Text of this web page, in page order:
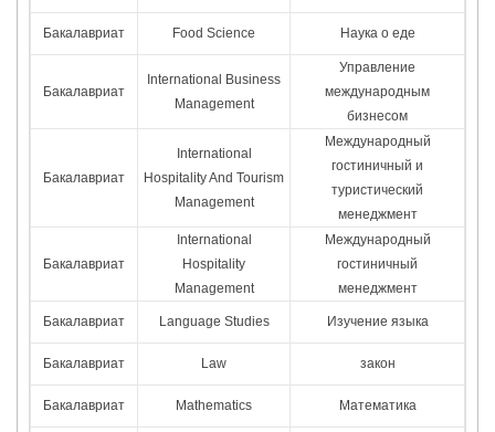
Бакалавриат Food Science Наука о еде
Бакалавриат
International Business
Management
Управление
международным
бизнесом
Бакалавриат
International
Hospitality And Tourism
Management
Международный
гостиничный и
туристический
менеджмент
Бакалавриат
International
Hospitality
Management
Международный
гостиничный
менеджмент
Бакалавриат Language Studies Изучение языка
Бакалавриат Law закон
Бакалавриат Mathematics Математика